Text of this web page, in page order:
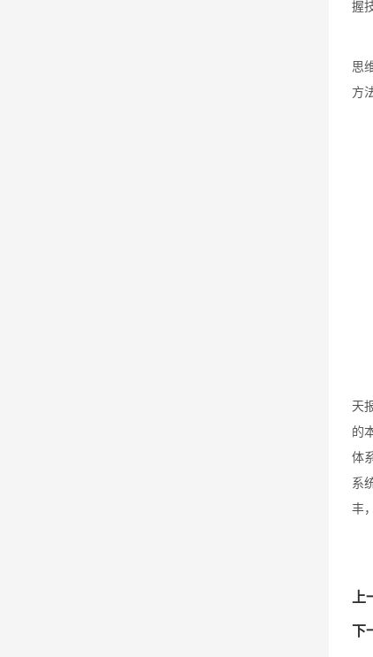
握
思
方
天
的
体
系
丰
下